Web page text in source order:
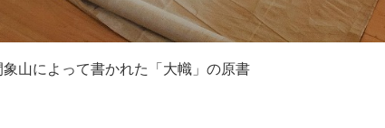
象山によって書かれた「大幟」の原書